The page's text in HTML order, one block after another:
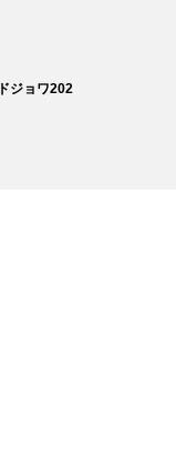
ジョワ202